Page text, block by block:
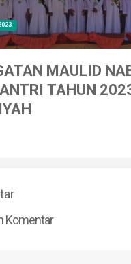
MAULID
TAHUN
Komentar